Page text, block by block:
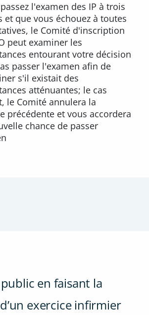
l'examen des IP à trois
et que vous échouez à toutes
le Comité d'inscription
peut examiner les
entourant votre décision
passer l'examen afin de
s'il existait des
atténuantes; le cas
le Comité annulera la
précédente et vous accordera
chance de passer
en faisant la
exercice infirmier